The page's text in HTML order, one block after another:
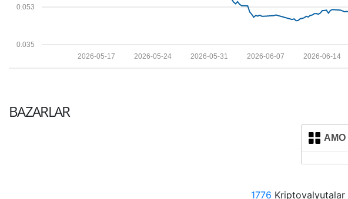
0.035
0.053
2026-06-14
2026-06-07
2026-05-31
2026-05-24
2026-05-17
BAZARLAR
AMO
1776 Kriptovalyutalar